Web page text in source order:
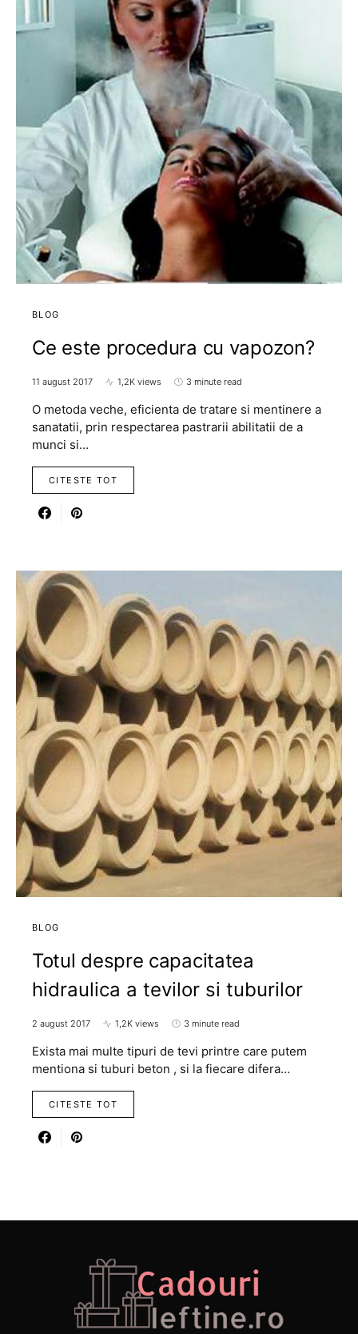
BLOG
Ce este procedura cu vapozon?
11 august 2017 1,2K views 3 minute read
O metoda veche, eficienta de tratare si mentinere a
sanatatii, prin respectarea pastrarii abilitatii de a
munci si…
CITESTE TOT
BLOG
Totul despre capacitatea
hidraulica a tevilor si tuburilor
2 august 2017 1,2K views 3 minute read
Exista mai multe tipuri de tevi printre care putem
mentiona si tuburi beton , si la fiecare difera…
CITESTE TOT